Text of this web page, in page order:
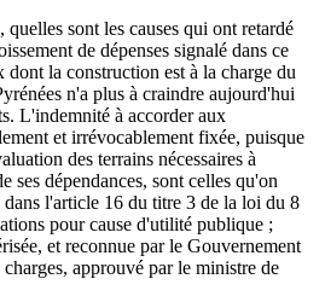
sont les causes qui ont retardé
de dépenses signalé dans ce
dont la construction est à la charge du
n'a plus à craindre aujourd'hui
L'indemnité à accorder aux
et irrévocablement fixée, puisque
des terrains nécessaires à
ses dépendances, sont celles qu'on
l'article 16 du titre 3 de la loi du 8
pour cause d'utilité publique ;
et reconnue par le Gouvernement
approuvé par le ministre de